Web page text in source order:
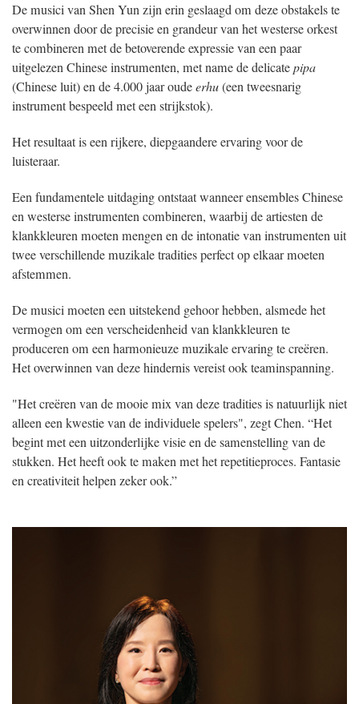
De musici van Shen Yun zijn erin geslaagd om deze obstakels te
overwinnen door de precisie en grandeur van het westerse orkest
te combineren met de betoverende expressie van een paar
uitgelezen Chinese instrumenten, met name de delicatepipa
(Chinese luit) en de 4.000 jaar oudeerhu(een tweesnarig
instrument bespeeld met een strijkstok).
Het resultaat is een rijkere, diepgaandere ervaring voor de
luisteraar.
Een fundamentele uitdaging ontstaat wanneer ensembles Chinese
en westerse instrumenten combineren, waarbij de artiesten de
klankkleuren moeten mengen en de intonatie van instrumenten uit
twee verschillende muzikale tradities perfect op elkaar moeten
afstemmen.
De musici moeten een uitstekend gehoor hebben, alsmede het
vermogen om een verscheidenheid van klankkleuren te
produceren om een harmonieuze muzikale ervaring te creëren.
Het overwinnen van deze hindernis vereist ook teaminspanning.
"Het creëren van de mooie mix van deze tradities is natuurlijk niet
alleen een kwestie van de individuele spelers", zegt Chen. “Het
begint met een uitzonderlijke visie en de samenstelling van de
stukken. Het heeft ook te maken met het repetitieproces. Fantasie
en creativiteit helpen zeker ook.”